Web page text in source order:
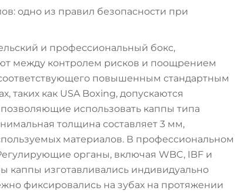
одно из правил безопасности при
и профессиональный бокс,
между контролем рисков и поощрением
повышенным стандартным
таких как USA Boxing, допускаются
использовать каппы типа
толщина составляет 3 мм,
материалов. В профессиональном
органы, включая WBC, IBF и
каппы изготавливались индивидуально
фиксировались на зубах на протяжении